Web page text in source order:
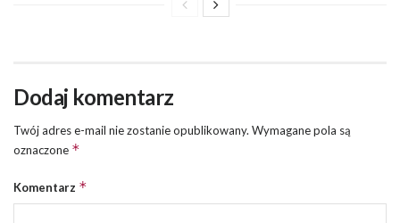
Dodaj komentarz
Twój adres e-mail nie zostanie opublikowany. Wymagane pola są
oznaczone *
Komentarz *